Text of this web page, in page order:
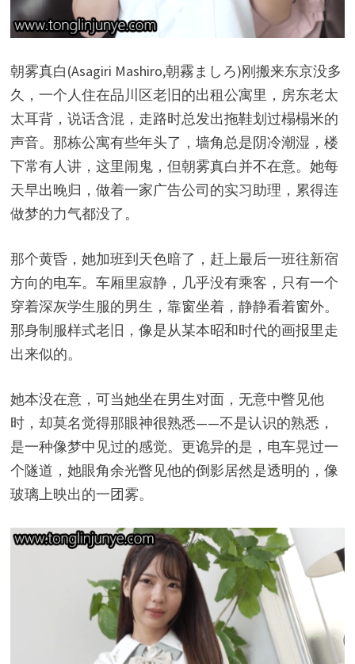
朝雾真白(Asagiri Mashiro,朝霧ましろ)刚搬来东京没多
久，一个人住在品川区老旧的出租公寓里，房东老太
太耳背，说话含混，走路时总发出拖鞋划过榻榻米的
声音。那栋公寓有些年头了，墙角总是阴冷潮湿，楼
下常有人讲，这里闹鬼，但朝雾真白并不在意。她每
天早出晚归，做着一家广告公司的实习助理，累得连
做梦的力气都没了。
那个黄昏，她加班到天色暗了，赶上最后一班往新宿
方向的电车。车厢里寂静，几乎没有乘客，只有一个
穿着深灰学生服的男生，靠窗坐着，静静看着窗外。
那身制服样式老旧，像是从某本昭和时代的画报里走
出来似的。
她本没在意，可当她坐在男生对面，无意中瞥见他
时，却莫名觉得那眼神很熟悉——不是认识的熟悉，
是一种像梦中见过的感觉。更诡异的是，电车晃过一
个隧道，她眼角余光瞥见他的倒影居然是透明的，像
玻璃上映出的一团雾。